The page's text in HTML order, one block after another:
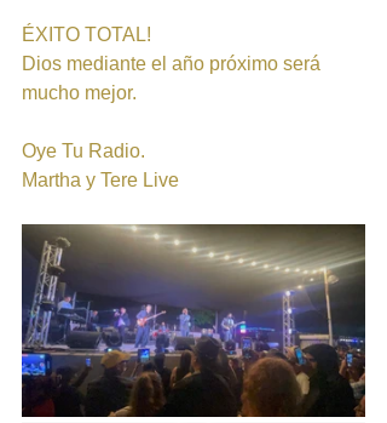
ÉXITO TOTAL!
Dios mediante el año próximo será
mucho mejor.
Oye Tu Radio.
Martha y Tere Live